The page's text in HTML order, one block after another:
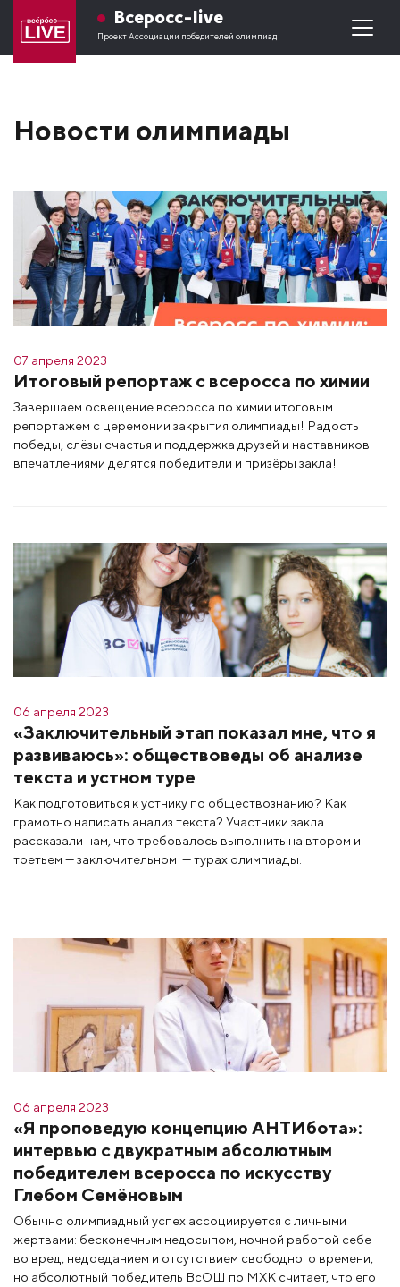
Всеросс-live
Проект Ассоциации победителей олимпиад
Новости олимпиады
07 апреля 2023
Итоговый репортаж с всеросса по химии
Завершаем освещение всеросса по химии итоговым
репортажем с церемонии закрытия олимпиады! Радость
победы, слёзы счастья и поддержка друзей и наставников –
впечатлениями делятся победители и призёры закла!
06 апреля 2023
«Заключительный этап показал мне, что я
развиваюсь»: обществоведы об анализе
текста и устном туре
Как подготовиться к устнику по обществознанию? Как
грамотно написать анализ текста? Участники закла
рассказали нам, что требовалось выполнить на втором и
третьем — заключительном — турах олимпиады.
06 апреля 2023
«Я проповедую концепцию АНТИбота»:
интервью с двукратным абсолютным
победителем всеросса по искусству
Глебом Семёновым
Обычно олимпиадный успех ассоциируется с личными
жертвами: бесконечным недосыпом, ночной работой себе
во вред, недоеданием и отсутствием свободного времени,
но абсолютный победитель ВсОШ по МХК считает, что его